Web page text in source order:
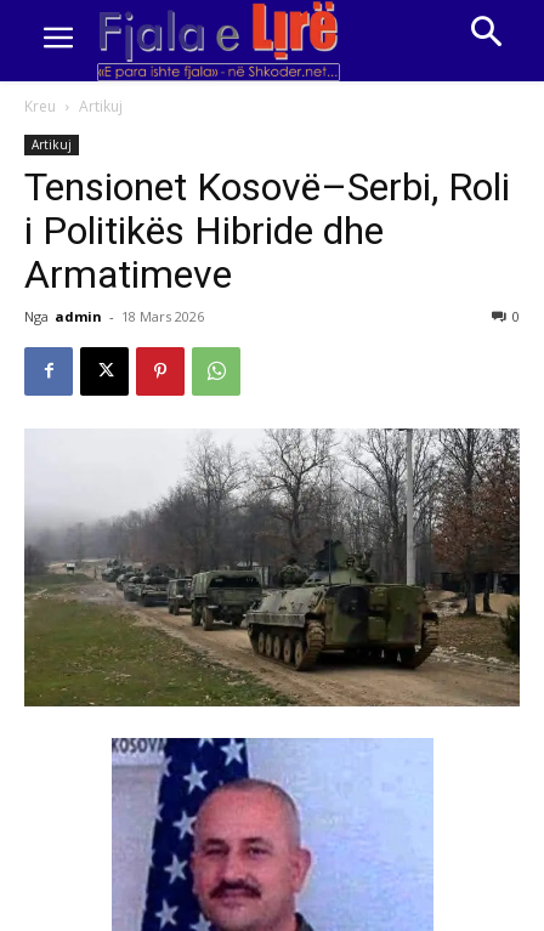
Kreu Artikuj
Artikuj
Tensionet Kosovë–Serbi, Roli
i Politikës Hibride dhe
Armatimeve
Nga admin - 18 Mars 2026 0